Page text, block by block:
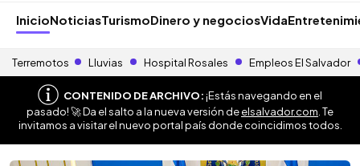
InicioNoticiasTurismoDinero y negociosVida
Terremotos Lluvias Hospital Rosales Empleos El Salvador
CONTENIDO DE ARCHIVO:¡Estás navegando en el
pasado! 🚀 Da el salto a la nueva versión deelsalvador.com . Te
invitamos a visitar el nuevo portal país donde coincidimos todos.